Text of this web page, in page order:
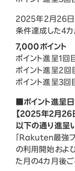
2025年2月26日
条件達成した4
7,000ポイント
ポイント進呈1回
ポイント進呈2回
ポイント進呈3回
■ポイント進呈日
【2025年2月26
以下の通り進呈い
「Rakuten最強
の利用開始およ
た月の4カ月後ご